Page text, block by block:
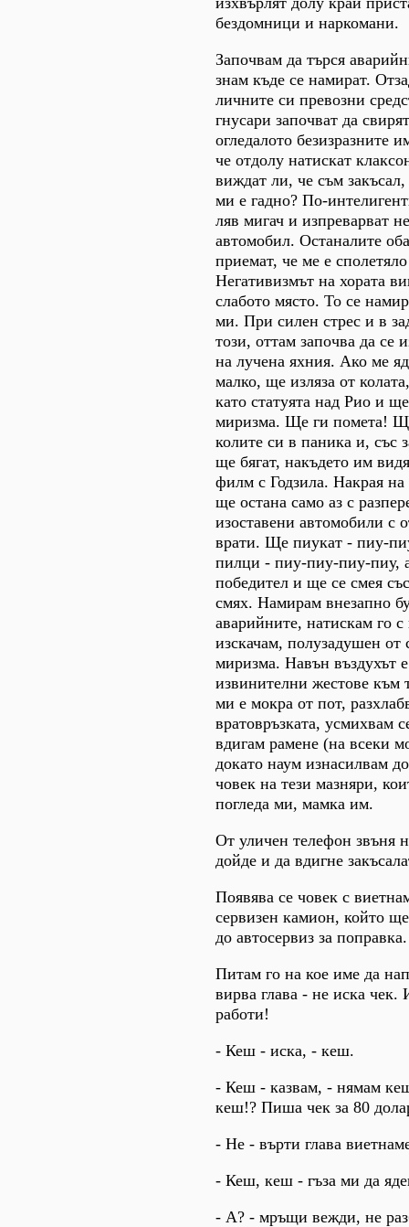
бездомници и наркомани.
Започвам да търся
знам къде се намират.
личните си превозни
гнусари започват да
огледалото безизразните
че отдолу натискат
виждат ли, че съм
ми е гадно? По-
ляв мигач и изпреварват
автомобил. Останалите
приемат, че ме е
Негативизмът на хората
слабото място. То се
ми. При силен стрес и в
този, оттам започва да се
на лучена яхния. Ако ме
малко, ще изляза от
като статуята над Рио и
миризма. Ще ги помета!
колите си в паника и, със
ще бягат, накъдето им
филм с Годзила. Накрая
ще остана само аз с
изоставени автомобили с
врати. Ще пиукат - пиу-
пилци - пиу-пиу-пиу-пиу,
победител и ще се смея
смях. Намирам внезапно
аварийните, натискам го
изскачам, полузадушен от
миризма. Навън въздухът
извинителни жестове към
ми е мокра от пот,
вратовръзката, усмихвам
вдигам рамене (на всеки
докато наум изнасилвам
човек на тези мазняри,
погледа ми, мамка им.
От уличен телефон звъня
дойде и да вдигне
Появява се човек с
сервизен камион, който
до автосервиз за
Питам го на кое име да
вирва глава - не иска чек.
работи!
- Кеш - иска, - кеш.
- Кеш - казвам, - нямам
кеш!? Пиша чек за 80
- Не - върти глава
- Кеш, кеш - гъза ми да
- А? - мръщи вежди, не